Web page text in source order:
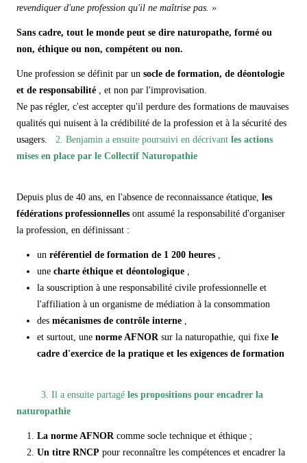
revendiquer d'une profession qu'il ne maîtrise pas. »
Sans cadre, tout le monde peut se dire naturopathe, formé ou
non, éthique ou non, compétent ou non.
Une profession se définit par un socle de formation, de déontologie
et de responsabilité , et non par l'improvisation.
Ne pas régler, c'est accepter qu'il perdure des formations de mauvaises
qualités qui nuisent à la crédibilité de la profession et à la sécurité des
usagers.
2. Benjamin a ensuite poursuivi en décrivant les actions
mises en place par le Collectif Naturopathie
Depuis plus de 40 ans, en l'absence de reconnaissance étatique, les
fédérations professionnelles ont assumé la responsabilité d'organiser
la profession, en définissant :
un référentiel de formation de 1 200 heures ,
une charte éthique et déontologique ,
la souscription à une responsabilité civile professionnelle et
l'affiliation à un organisme de médiation à la consommation
des mécanismes de contrôle interne ,
et surtout, une norme AFNORsur la naturopathie, qui fixe le
cadre d'exercice de la pratique et les exigences de formation
3. Il a ensuite partagé les propositions pour encadrer la
naturopathie
La norme AFNORcomme socle technique et éthique ;
Un titre RNCP pour reconnaître les compétences et encadrer la